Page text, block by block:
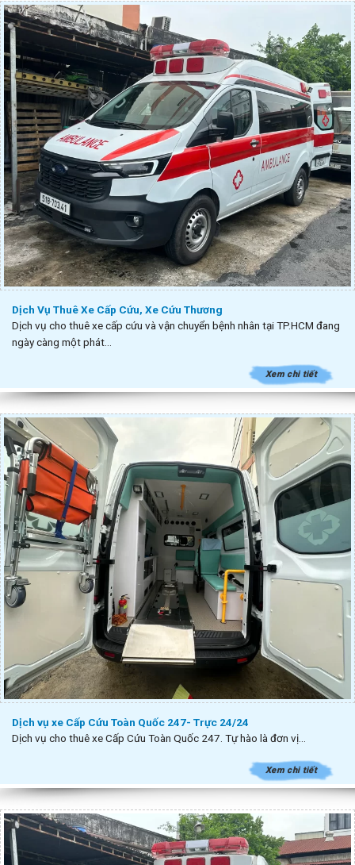
Dịch Vụ Thuê Xe Cấp Cứu, Xe Cứu Thương
Dịch vụ cho thuê xe cấp cứu và vận chuyển bệnh nhân tại TP.HCM đang
ngày càng một phát...
Xem chi tiết
Dịch vụ xe Cấp Cứu Toàn Quốc 247- Trực 24/24
Dịch vụ cho thuê xe Cấp Cứu Toàn Quốc 247. Tự hào là đơn vị...
Xem chi tiết